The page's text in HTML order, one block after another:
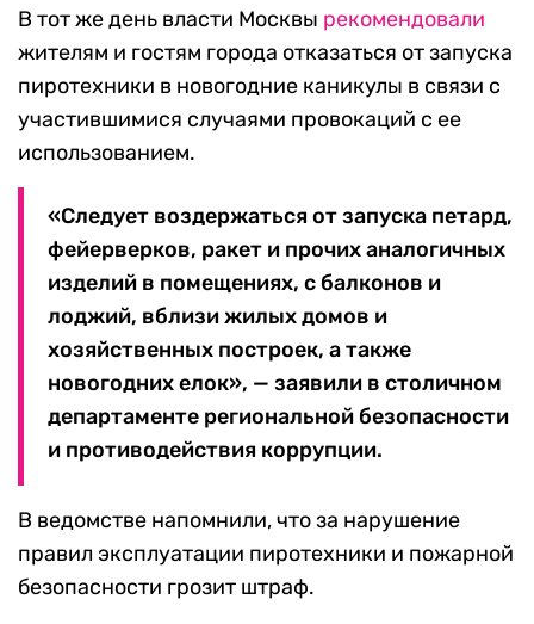
В тот же день власти Москвы рекомендовали
жителям и гостям города отказаться от запуска
пиротехники в новогодние каникулы в связи с
участившимися случаями провокаций с ее
использованием.
«Следует воздержаться от запуска петард,
фейерверков, ракет и прочих аналогичных
изделий в помещениях, с балконов и
лоджий, вблизи жилых домов и
хозяйственных построек, а также
новогодних елок», — заявили в столичном
департаменте региональной безопасности
и противодействия коррупции.
В ведомстве напомнили, что за нарушение
правил эксплуатации пиротехники и пожарной
безопасности грозит штраф.